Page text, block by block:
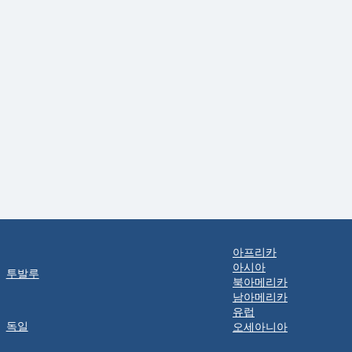
투발루
독일
아프리카
아시아
북아메리카
남아메리카
유럽
오세아니아